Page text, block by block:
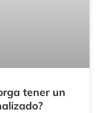
tener un